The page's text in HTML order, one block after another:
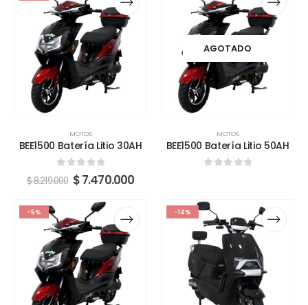
MOTOS
BEE1500 Batería Litio 30AH
fuera de 5
$8.219.000 $7.470.000
AGOTADO
MOTOS
BEE1500 Batería Litio 50AH
-5% -14%